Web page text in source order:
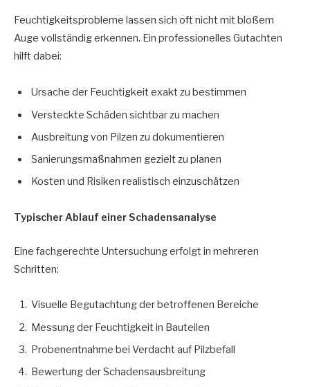
Feuchtigkeitsprobleme lassen sich oft nicht mit bloßem
Auge vollständig erkennen. Ein professionelles Gutachten
hilft dabei:
Ursache der Feuchtigkeit exakt zu bestimmen
Versteckte Schäden sichtbar zu machen
Ausbreitung von Pilzen zu dokumentieren
Sanierungsmaßnahmen gezielt zu planen
Kosten und Risiken realistisch einzuschätzen
Typischer Ablauf einer Schadensanalyse
Eine fachgerechte Untersuchung erfolgt in mehreren
Schritten:
Visuelle Begutachtung der betroffenen Bereiche
Messung der Feuchtigkeit in Bauteilen
Probenentnahme bei Verdacht auf Pilzbefall
Bewertung der Schadensausbreitung